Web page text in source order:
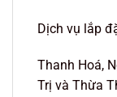
Dịch vụ lắp
Thanh Hoá,
Trị và Thừa